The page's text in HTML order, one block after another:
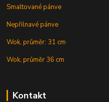
Smaltované pánve
Nepřilnavé pánve
Wok, průměr: 31 cm
Wok, průměr 36 cm
Kontakt